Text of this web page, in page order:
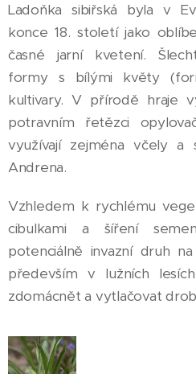
Ladoňka sibiřská byla v
konce 18. století jako
časné jarní kvetení.
formy s bílými květy
kultivary. V přírodě hraje
potravním řetězci
využívají zejména včely a
Andrena.
Vzhledem k rychlému
cibulkami a šíření
potenciálně invazní druh
především v lužních
zdomácnět a vytlačovat